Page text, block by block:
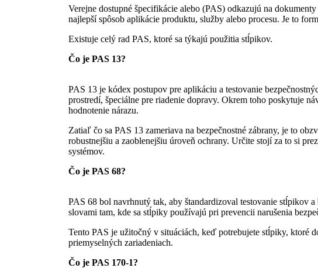
Verejne dostupné špecifikácie alebo (PAS) odkazujú na
najlepší spôsob aplikácie produktu, služby alebo procesu. Je to
Existuje celý rad PAS, ktoré sa týkajú použitia stĺpikov.
Čo je PAS 13?
PAS 13 je kódex postupov pre aplikáciu a testovanie
prostredí, špeciálne pre riadenie dopravy. Okrem toho poskytuje
hodnotenie nárazu.
Zatiaľ čo sa PAS 13 zameriava na bezpečnostné zábrany, je to
robustnejšiu a zaoblenejšiu úroveň ochrany. Určite stojí za to si
systémov.
Čo je PAS 68?
PAS 68 bol navrhnutý tak, aby štandardizoval testovanie
slovami tam, kde sa stĺpiky používajú pri prevencii narušenia
Tento PAS je užitočný v situáciách, keď potrebujete stĺpiky, ktoré
priemyselných zariadeniach.
Čo je PAS 170-1?